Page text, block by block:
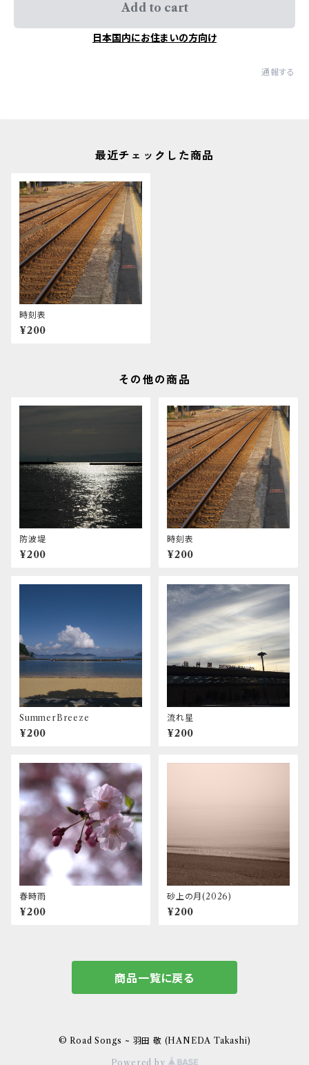
Add to cart
日本国内にお住まいの方向け
通報する
最近チェックした商品
時刻表
¥200
その他の商品
防波堤
¥200
時刻表
¥200
SummerBreeze
¥200
流れ星
¥200
春時雨
¥200
砂上の月(2026)
¥200
商品一覧に戻る
© Road Songs ~ 羽田 敬 (HANEDA Takashi)
Powered by